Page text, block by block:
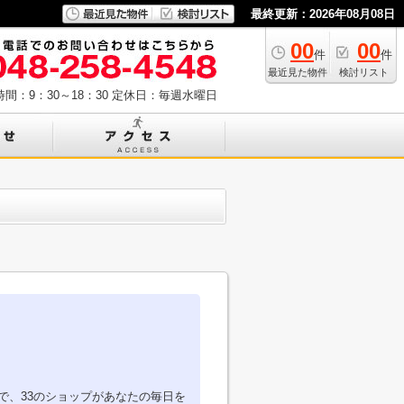
最終更新：2026年08月08日
00件
最近見た物件
00件
検討リスト
間：9：30～18：30 定休日：毎週水曜日
、33のショップがあなたの毎日を